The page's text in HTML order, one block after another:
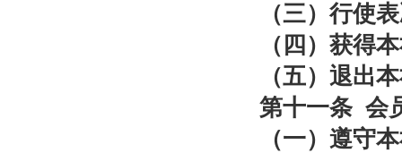
（三）行使表
（四）获得本
（五）退出本
第十一条 会
（一）遵守本